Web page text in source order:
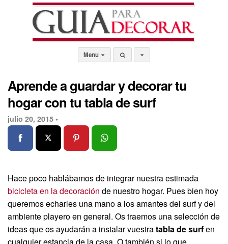
Menu
Aprende a guardar y decorar tu
hogar con tu tabla de surf
julio 20, 2015 •
Hace poco hablábamos de integrar nuestra estimada
bicicleta en la decoración de nuestro hogar. Pues bien hoy
queremos echarles una mano a los amantes del surf y del
ambiente playero en general. Os traemos una selección de
ideas que os ayudarán a instalar vuestratabla de surfen